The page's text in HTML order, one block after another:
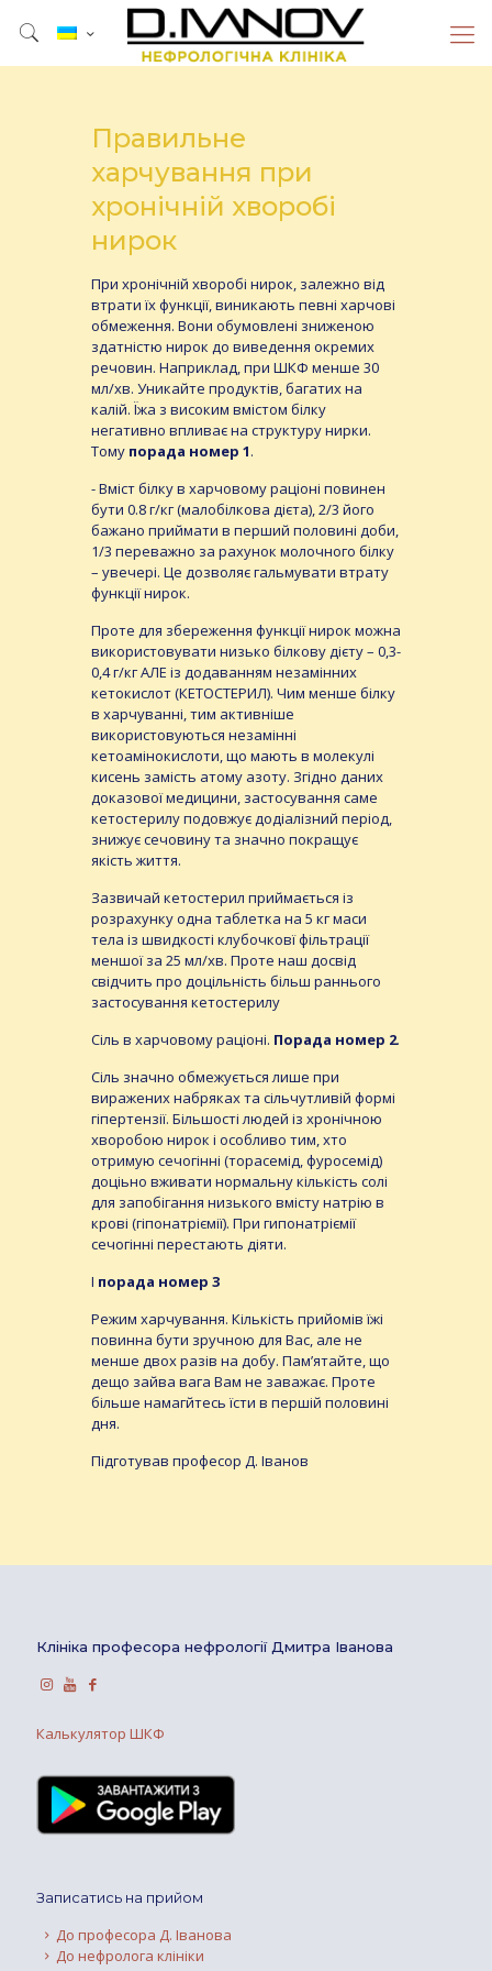
Правильне
харчування при
хронічній хворобі
нирок
При хронічній хворобі нирок, залежно від
втрати їх функції, виникають певні харчові
обмеження. Вони обумовлені зниженою
здатністю нирок до виведення окремих
речовин. Наприклад, при ШКФ менше 30
мл/хв. Уникайте продуктів, багатих на
калій. Їжа з високим вмістом білку
негативно впливає на структуру нирки.
Тому порада номер 1.
- Вміст білку в харчовому раціоні повинен
бути 0.8 г/кг (малобілкова дієта), 2/3 його
бажано приймати в перший половині доби,
1/3 переважно за рахунок молочного білку
– увечері. Це дозволяє гальмувати втрату
функції нирок.
Проте для збереження функції нирок можна
використовувати низько білкову дієту – 0,3-
0,4 г/кг АЛЕ із додаванням незамінних
кетокислот (КЕТОСТЕРИЛ). Чим менше білку
в харчуванні, тим активніше
використовуються незамінні
кетоамінокислоти, що мають в молекулі
кисень замість атому азоту. Згідно даних
доказової медицини, застосування саме
кетостерилу подовжує додіалізний період,
знижує сечовину та значно покращує
якість життя.
Зазвичай кетостерил приймається із
розрахунку одна таблетка на 5 кг маси
тела із швидкості клубочковї фільтрації
меншої за 25 мл/хв. Проте наш досвід
свідчить про доцільність більш раннього
застосування кетостерилу
Сіль в харчовому раціоні. Порада номер 2.
Сіль значно обмежується лише при
виражених набряках та сільчутливій формі
гіпертензії. Більшості людей із хронічною
хворобою нирок і особливо тим, хто
отримую сечогінні (торасемід, фуросемід)
доціьно вживати нормальну кількість солі
для запобігання низького вмісту натрію в
крові (гіпонатріємії). При гипонатріємії
сечогінні перестають діяти.
І порада номер 3
Режим харчування. Кількість прийомів їжі
повинна бути зручною для Вас, але не
менше двох разів на добу. Пам’ятайте, що
дещо зайва вага Вам не заважає. Проте
більше намагйтесь їсти в першій половині
дня.
Підготував професор Д. Іванов
Клініка професора нефрології Дмитра Іванова
Калькулятор ШКФ
Записатись на прийом
До професора Д. Іванова
До нефролога клініки